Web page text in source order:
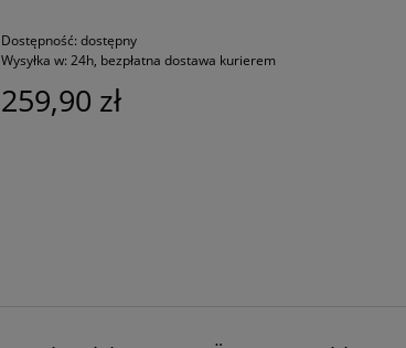
Dostępność: dostępny
Wysyłka w: 24h, bezpłatna dostawa kurierem
259,90 zł